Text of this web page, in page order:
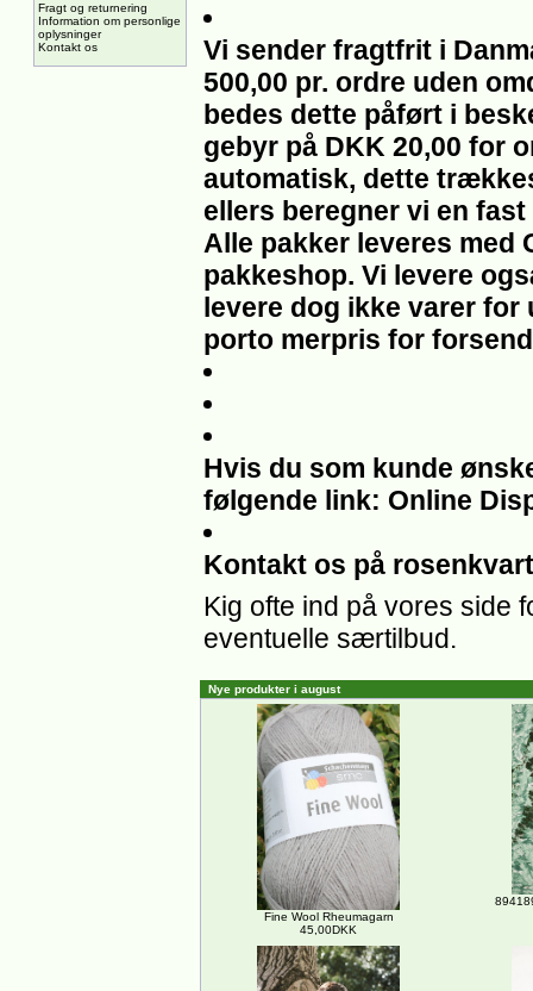
Fragt og returnering
Information om personlige
oplysninger
Kontakt os
Vi sender fragtfrit i
500,00 pr. ordre uden
bedes dette påført i
gebyr på DKK 20,00 for
automatisk, dette
ellers beregner vi en
Alle pakker leveres med
pakkeshop. Vi levere
levere dog ikke varer for
porto merpris for
Hvis du som kunde
følgende link: Online
Kontakt os på
Kig ofte ind på vores side
eventuelle særtilbud.
Nye produkter i august
Fine Wool Rheumagarn
45,00DKK